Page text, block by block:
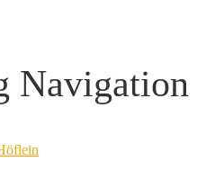
Navigation